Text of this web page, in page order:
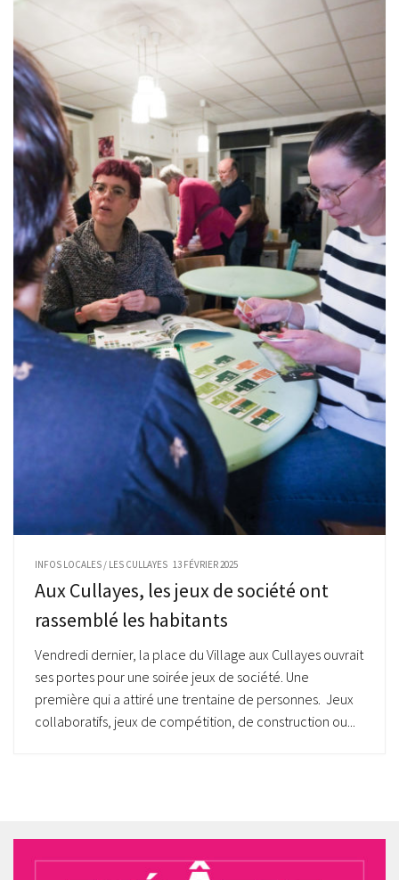
INFOS LOCALES / LES CULLAYES 13 FÉVRIER 2025
Aux Cullayes, les jeux de société ont
rassemblé les habitants
Vendredi dernier, la place du Village aux Cullayes ouvrait
ses portes pour une soirée jeux de société. Une
première qui a attiré une trentaine de personnes. Jeux
collaboratifs, jeux de compétition, de construction ou...